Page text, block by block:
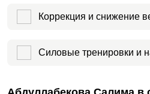
Коррекция и снижение
Силовые тренировки и